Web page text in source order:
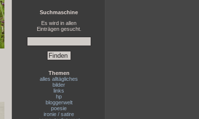
Suchmaschine
Es wird in allen
Einträgen gesucht.
Themen
alles alltägliches
bilder
links
hp
bloggerwelt
poesie
ironie / satire